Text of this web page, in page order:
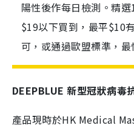
陽性後作每日檢測。精
$19以下買到，最平$10
可，或通過歐盟標準，最
DEEPBLUE 新型冠狀病毒
產品現時於HK Medical